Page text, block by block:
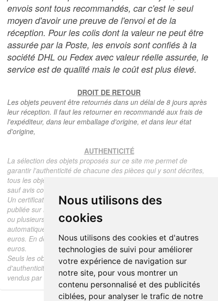
Nous utilisons des
cookies
Nous utilisons des cookies et d'autres
technologies de suivi pour améliorer
votre expérience de navigation sur
notre site, pour vous montrer un
contenu personnalisé et des publicités
ciblées, pour analyser le trafic de notre
envois sont tous recommandés, car c'est le seul
moyen d'avoir une preuve de l'envoi et de la
réception. Pour les colis dont la valeur ne peut être
assurée par la Poste, les envois sont confiés à la
société DHL ou Fedex avec valeur réelle assurée, le
service est de qualité mais le coût est plus élevé.
DROIT DE RETOUR
Les objets peuvent être retournés dans un délai de 8 jours après
leur réception. Il faut les retourner en recommandé aux frais de
l'expéditeur, dans leur emballage d'origine, et dans leur état
d'origine,
AUTHENTICITÉ
La sélection des objets proposés sur ce site me permet de
garantir l'authenticité de chacune des pièces qui y sont décrites,
tous les objets proposés sont garantis d'époque et authentiques,
sauf avis contraire ou restriction dans la description.
Un certificat d'authenticité de l'objet reprenant la description
publiée sur le site, l'époque, le prix de vente, accompagné d'une
ou plusieurs photographies en couleurs est communiqué
automatiquement pour tout objet dont le prix est supérieur à 130
euros. En dessous de ce prix chaque certificat est facturé 5
euros.
Seuls les objets vendus par mes soins font l'objet d'un certificat
d'authenticité, je ne fais aucun rapport d'expertise pour les objets
vendus par des tiers (confrères ou collectionneurs).